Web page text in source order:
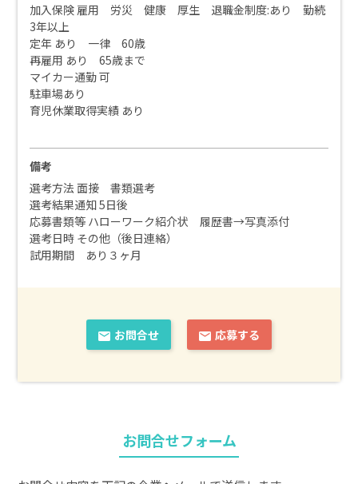
加入保険 雇用 労災 健康 厚生 退職金制度:あり 勤続
3年以上
定年 あり 一律 60歳
再雇用 あり 65歳まで
マイカー通勤 可
駐車場あり
育児休業取得実績 あり
備考
選考方法 面接 書類選考
選考結果通知 5日後
応募書類等 ハローワーク紹介状 履歴書→写真添付
選考日時 その他（後日連絡）
試用期間 あり３ヶ月
お問合せ 応募する
お問合せフォーム